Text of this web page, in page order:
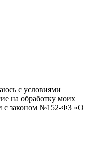
с условиями
на обработку моих
с законом №152-ФЗ «О